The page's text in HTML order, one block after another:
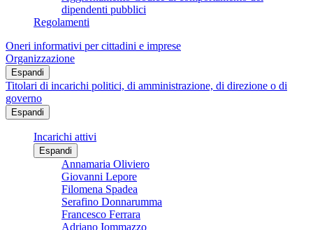
dipendenti pubblici
Regolamenti
Oneri informativi per cittadini e imprese
Organizzazione
Espandi
Titolari di incarichi politici, di amministrazione, di direzione o di
governo
Espandi
Incarichi attivi
Espandi
Annamaria Oliviero
Giovanni Lepore
Filomena Spadea
Serafino Donnarumma
Francesco Ferrara
Adriano Iommazzo